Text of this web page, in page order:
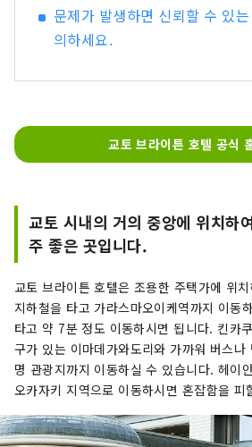
문제가 발생하면 신뢰할 수 있
의하세요.
교토 브라이튼 호텔 공식
교토 시내의 거의 중앙에 위치하
주 좋은 곳입니다.
교토 브라이튼 호텔은 조용한 주택가에 위
지하철을 타고 가라스마오이케역까지 이동
타고 약 7분 정도 이동하시면 됩니다. 킨카
구가 있는 이마데가와도리와 가까워 버스
명 관광지까지 이동하실 수 있습니다. 헤이
오카자키 지역으로 이동하시면 혼잡함을 피